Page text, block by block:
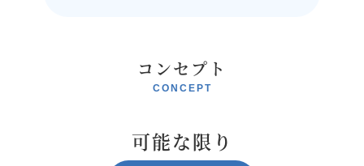
コンセプト
可能な限り